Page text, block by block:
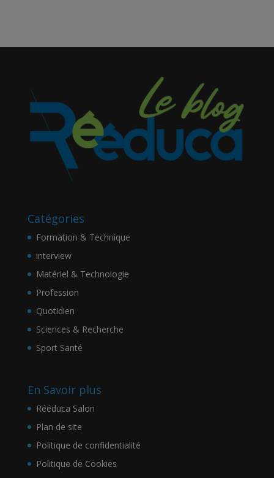
Catégories
Formation & Technique
interview
Matériel & Technologie
Profession
Quotidien
Sciences & Recherche
Sport Santé
En Savoir plus
Rééduca Salon
Plan de site
Politique de confidentialité
Politique de Cookies